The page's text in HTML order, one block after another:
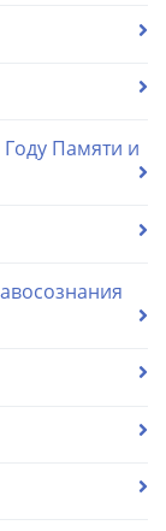
Памяти и